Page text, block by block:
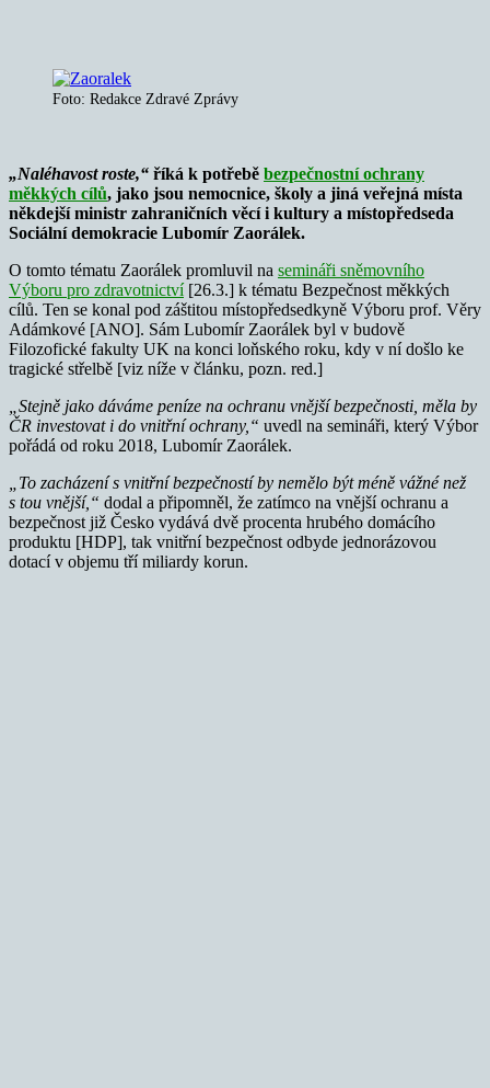
Foto: Redakce Zdravé Zprávy
„Naléhavost roste,“ říká k potřebě bezpečnostní ochrany
měkkých cílů, jako jsou nemocnice, školy a jiná veřejná místa
někdejší ministr zahraničních věcí i kultury a místopředseda
Sociální demokracie Lubomír Zaorálek.
O tomto tématu Zaorálek promluvil na semináři sněmovního
Výboru pro zdravotnictví[26.3.] k tématu Bezpečnost měkkých
cílů. Ten se konal pod záštitou místopředsedkyně Výboru prof. Věry
Adámkové [ANO]. Sám Lubomír Zaorálek byl v budově
Filozofické fakulty UK na konci loňského roku, kdy v ní došlo ke
tragické střelbě [viz níže v článku, pozn. red.]
„Stejně jako dáváme peníze na ochranu vnější bezpečnosti, měla by
ČR investovat i do vnitřní ochrany,“ uvedl na semináři, který Výbor
pořádá od roku 2018, Lubomír Zaorálek.
„To zacházení s vnitřní bezpečností by nemělo být méně vážné než
s tou vnější,“ dodal a připomněl, že zatímco na vnější ochranu a
bezpečnost již Česko vydává dvě procenta hrubého domácího
produktu [HDP], tak vnitřní bezpečnost odbyde jednorázovou
dotací v objemu tří miliardy korun.